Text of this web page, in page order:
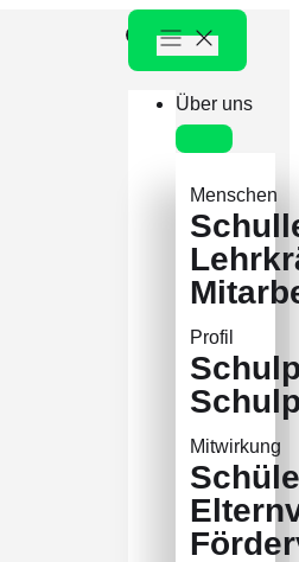
Über uns
Menschen
Profil
Mitwirkung